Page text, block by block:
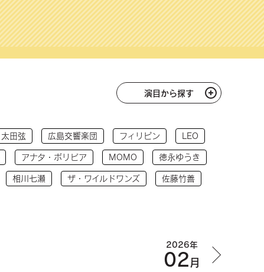
演目から探す
太田弦 広島交響楽団 フィリピン LEO
アナタ・ボリビア MOMO 徳永ゆうき
相川七瀬 ザ・ワイルドワンズ 佐藤竹善
2026年
02月